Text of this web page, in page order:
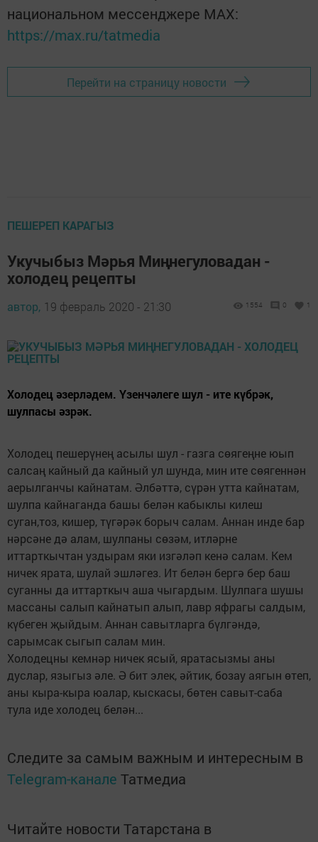
национальном мессенджере MАХ:
https://max.ru/tatmedia
Перейти на страницу новости
ПЕШЕРЕП КАРАГЫЗ
Укучыбыз Мәрья Миңнегуловадан -
холодец рецепты
автор, 19 февраль 2020 - 21:30 1554 0 1
Холодец әзерләдем. Үзенчәлеге шул - ите күбрәк,
шулпасы әзрәк.
Холодец пешерүнең асылы шул - газга сөягеңне юып
салсаң кайный да кайный ул шунда, мин ите сөягеннән
аерылганчы кайнатам. Әлбәттә, сүрән утта кайнатам,
шулпа кайнаганда башы белән кабыклы килеш
суган,тоз, кишер, түгәрәк борыч салам. Аннан инде бар
нәрсәне дә алам, шулпаны сөзәм, итләрне
иттарткычтан уздырам яки изгәләп кенә салам. Кем
ничек ярата, шулай эшләгез. Ит белән бергә бер баш
суганны да иттарткыч аша чыгардым. Шулпага шушы
массаны салып кайнатып алып, лавр яфрагы салдым,
күбеген җыйдым. Аннан савытларга бүлгәндә,
сарымсак сыгып салам мин.
Холодецны кемнәр ничек ясый, яратасызмы аны
дуслар, языгыз әле. Ә бит элек, әйтик, бозау аягын өтеп,
аны кыра-кыра юалар, кыскасы, бөтен савыт-саба
тула иде холодец белән...
Следите за самым важным и интересным в
Telegram-канале Татмедиа
Читайте новости Татарстана в